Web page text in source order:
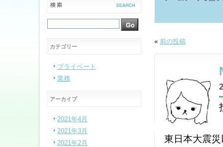
« 前の投稿
東日本大震
カテゴリー
プライベート
業務
アーカイブ
2021年4月
2021年3月
2021年2月